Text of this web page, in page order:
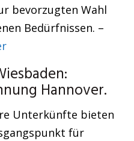
bevorzugten Wahl
Bedürfnissen. –
Hannover.
Unterkünfte bieten
für